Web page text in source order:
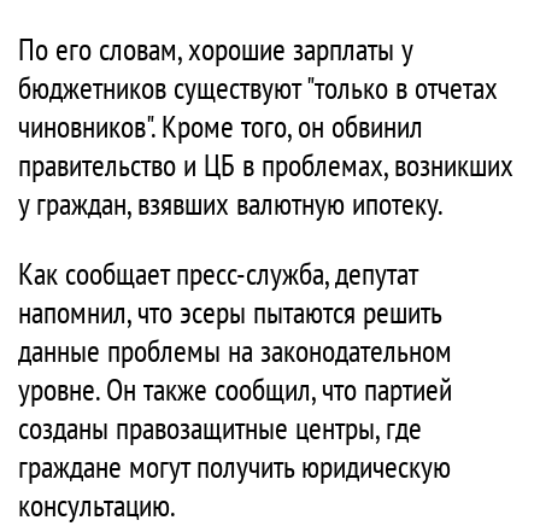
По его словам, хорошие зарплаты у
бюджетников существуют "только в отчетах
чиновников". Кроме того, он обвинил
правительство и ЦБ в проблемах, возникших
у граждан, взявших валютную ипотеку.
Как сообщает пресс-служба, депутат
напомнил, что эсеры пытаются решить
данные проблемы на законодательном
уровне. Он также сообщил, что партией
созданы правозащитные центры, где
граждане могут получить юридическую
консультацию.